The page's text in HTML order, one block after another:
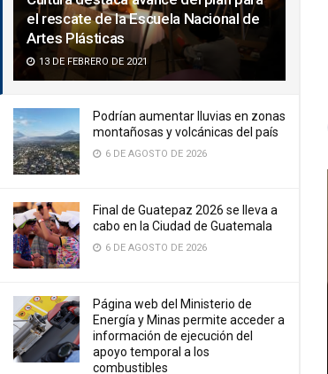
el rescate de la Escuela Nacional de
Artes Plásticas
13 DE FEBRERO DE 2021
Podrían aumentar lluvias en zonas
montañosas y volcánicas del país
6 DE AGOSTO DE 2026
Final de Guatepaz 2026 se lleva a
cabo en la Ciudad de Guatemala
6 DE AGOSTO DE 2026
Página web del Ministerio de
Energía y Minas permite acceder a
información de ejecución del
apoyo temporal a los
combustibles